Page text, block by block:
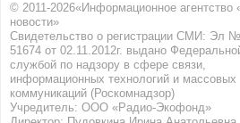
© 2011-2026«Информационное агентство
новости»
Свидетельство о регистрации СМИ: Эл
51674 от 02.11.2012г. выдано
службой по надзору в сфере связи,
информационных технологий и массовых
коммуникаций (Роскомнадзор)
Учредитель: ООО «Радио-Экофонд»